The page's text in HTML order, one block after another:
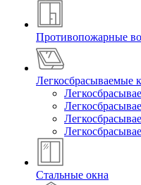
Противопожарные
Легкосбрасываемые
Стальные окна